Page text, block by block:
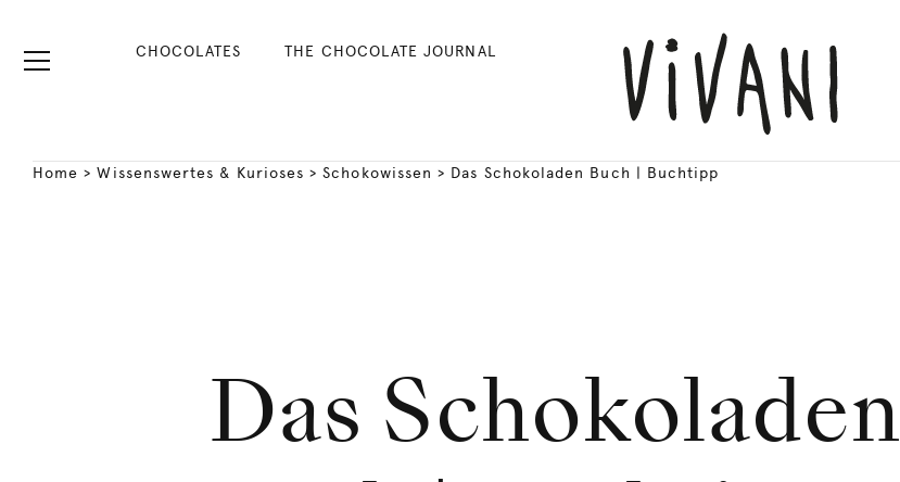
CHOCOLATES THE CHOCOLATE JOURNAL
Home >Wissenswertes & Kurioses >Schokowissen > Das Schokoladen Buch | Buchtipp
Das Schokoladen